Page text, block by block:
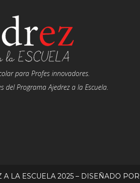
para Profes innovadores.
del Programa Ajedrez a la Escuela.
A LA ESCUELA 2025 – DISEÑADO POR